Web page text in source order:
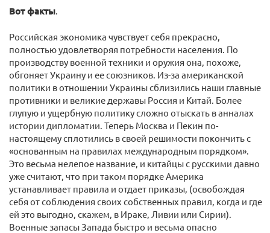
Вот факты.
Российская экономика чувствует себя прекрасно,
полностью удовлетворяя потребности населения. По
производству военной техники и оружия она, похоже,
обгоняет Украину и ее союзников. Из-за американской
политики в отношении Украины сблизились наши главные
противники и великие державы Россия и Китай. Более
глупую и ущербную политику сложно отыскать в анналах
истории дипломатии. Теперь Москва и Пекин по-
настоящему сплотились в своей решимости покончить с
«основанным на правилах международным порядком».
Это весьма нелепое название, и китайцы с русскими давно
уже считают, что при таком порядке Америка
устанавливает правила и отдает приказы, (освобождая
себя от соблюдения своих собственных правил, когда и где
ей это выгодно, скажем, в Ираке, Ливии или Сирии).
Военные запасы Запада быстро и весьма опасно